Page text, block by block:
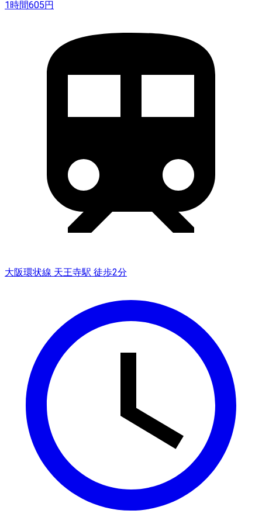
1時間605円
大阪環状線 天王寺駅 徒歩2分